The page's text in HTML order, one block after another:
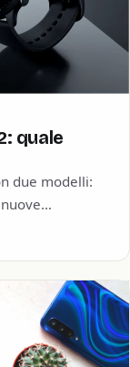
quale
due modelli: